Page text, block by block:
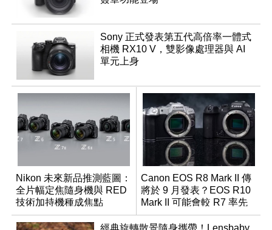
Sony 正式發表第五代高倍率一體式
相機 RX10 V，雙影像處理器與 AI
單元上身
Nikon 未來新品推測藍圖：
全片幅定焦隨身機與 RED
技術加持機種成焦點
Canon EOS R8 Mark II 傳
將於 9 月發表？EOS R10
Mark II 可能會較 R7 率先
推出
經典旋轉散景隨身攜帶！Lensbaby